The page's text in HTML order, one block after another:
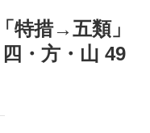
特措→五類」
・方・山 49